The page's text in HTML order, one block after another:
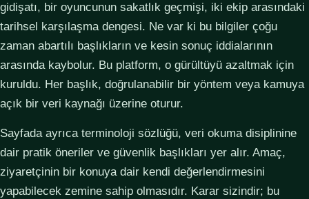
gidişatı, bir oyuncunun sakatlık geçmişi, iki ekip arasındaki
tarihsel karşılaşma dengesi. Ne var ki bu bilgiler çoğu
zaman abartılı başlıkların ve kesin sonuç iddialarının
arasında kaybolur. Bu platform, o gürültüyü azaltmak için
kuruldu. Her başlık, doğrulanabilir bir yöntem veya kamuya
açık bir veri kaynağı üzerine oturur.
Sayfada ayrıca terminoloji sözlüğü, veri okuma disiplinine
dair pratik öneriler ve güvenlik başlıkları yer alır. Amaç,
ziyaretçinin bir konuya dair kendi değerlendirmesini
yapabilecek zemine sahip olmasıdır. Karar sizindir; bu